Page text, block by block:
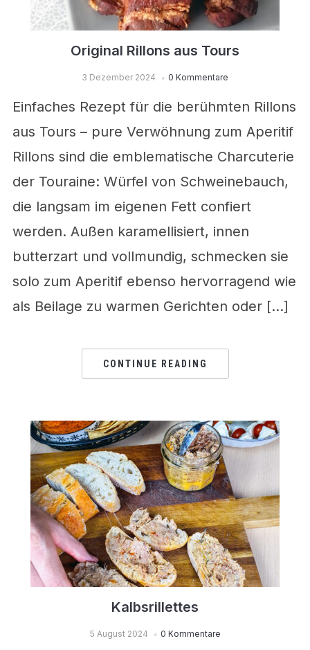
Original Rillons aus Tours
3 Dezember 2024 0 Kommentare
Einfaches Rezept für die berühmten Rillons
aus Tours – pure Verwöhnung zum Aperitif
Rillons sind die emblematische Charcuterie
der Touraine: Würfel von Schweinebauch,
die langsam im eigenen Fett confiert
werden. Außen karamellisiert, innen
butterzart und vollmundig, schmecken sie
solo zum Aperitif ebenso hervorragend wie
als Beilage zu warmen Gerichten oder […]
CONTINUE READING
Kalbsrillettes
5 August 2024 0 Kommentare